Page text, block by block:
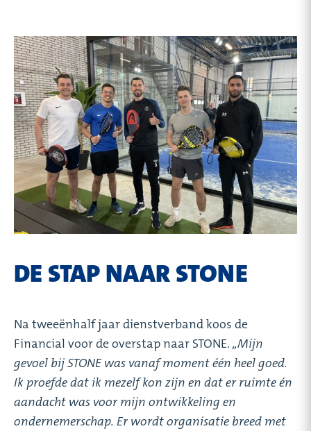
DE STAP NAAR STONE
Na tweeënhalf jaar dienstverband koos de
Financial voor de overstap naar STONE. ,,Mijn
gevoel bij STONE was vanaf moment één heel goed.
Ik proefde dat ik mezelf kon zijn en dat er ruimte én
aandacht was voor mijn ontwikkeling en
ondernemerschap. Er wordt organisatie breed met